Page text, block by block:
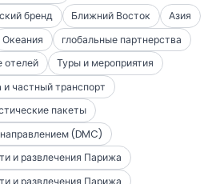
бренд
Ближний Восток
Азия
Океания
глобальные партнерства
отелей
Туры и мероприятия
и частный транспорт
пакеты
(DMC)
и развлечения Парижа
и развлечения Парижа